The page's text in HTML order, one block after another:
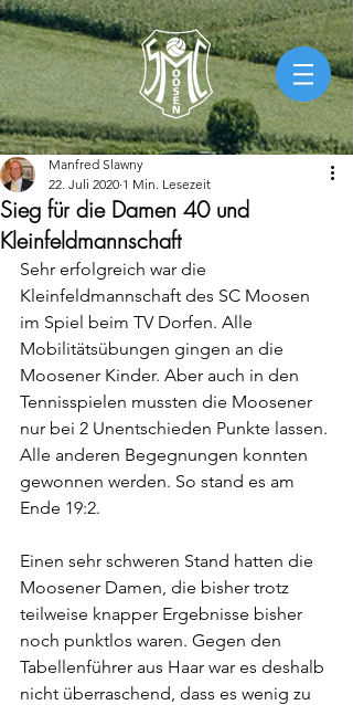
Sieg für die Damen 40 und
Kleinfeldmannschaft
Manfred Slawny
22. Juli 2020 1 Min. Lesezeit
Sehr erfolgreich war die
Kleinfeldmannschaft des SC Moosen
im Spiel beim TV Dorfen. Alle
Mobilitätsübungen gingen an die
Moosener Kinder. Aber auch in den
Tennisspielen mussten die Moosener
nur bei 2 Unentschieden Punkte lassen.
Alle anderen Begegnungen konnten
gewonnen werden. So stand es am
Ende 19:2.
Einen sehr schweren Stand hatten die
Moosener Damen, die bisher trotz
teilweise knapper Ergebnisse bisher
noch punktlos waren. Gegen den
Tabellenführer aus Haar war es deshalb
nicht überraschend, dass es wenig zu